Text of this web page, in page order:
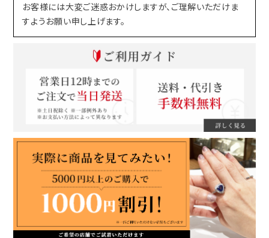
お客様には大変ご迷惑おかけしますが、ご理解いただけま
すようお願い申し上げます。